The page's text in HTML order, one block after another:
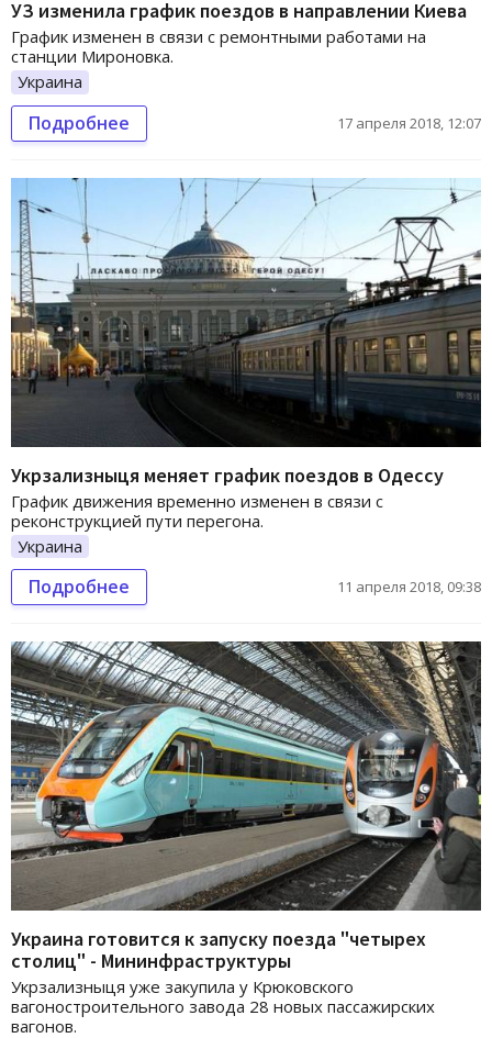
УЗ изменила график поездов в направлении Киева
График изменен в связи с ремонтными работами на
станции Мироновка.
Украина
Подробнее 17 апреля 2018, 12:07
Укрзализныця меняет график поездов в Одессу
График движения временно изменен в связи с
реконструкцией пути перегона.
Украина
Подробнее 11 апреля 2018, 09:38
Украина готовится к запуску поезда "четырех
столиц" - Мининфраструктуры
Укрзализныця уже закупила у Крюковского
вагоностроительного завода 28 новых пассажирских
вагонов.